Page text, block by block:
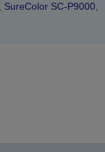
SureColor SC-P9000